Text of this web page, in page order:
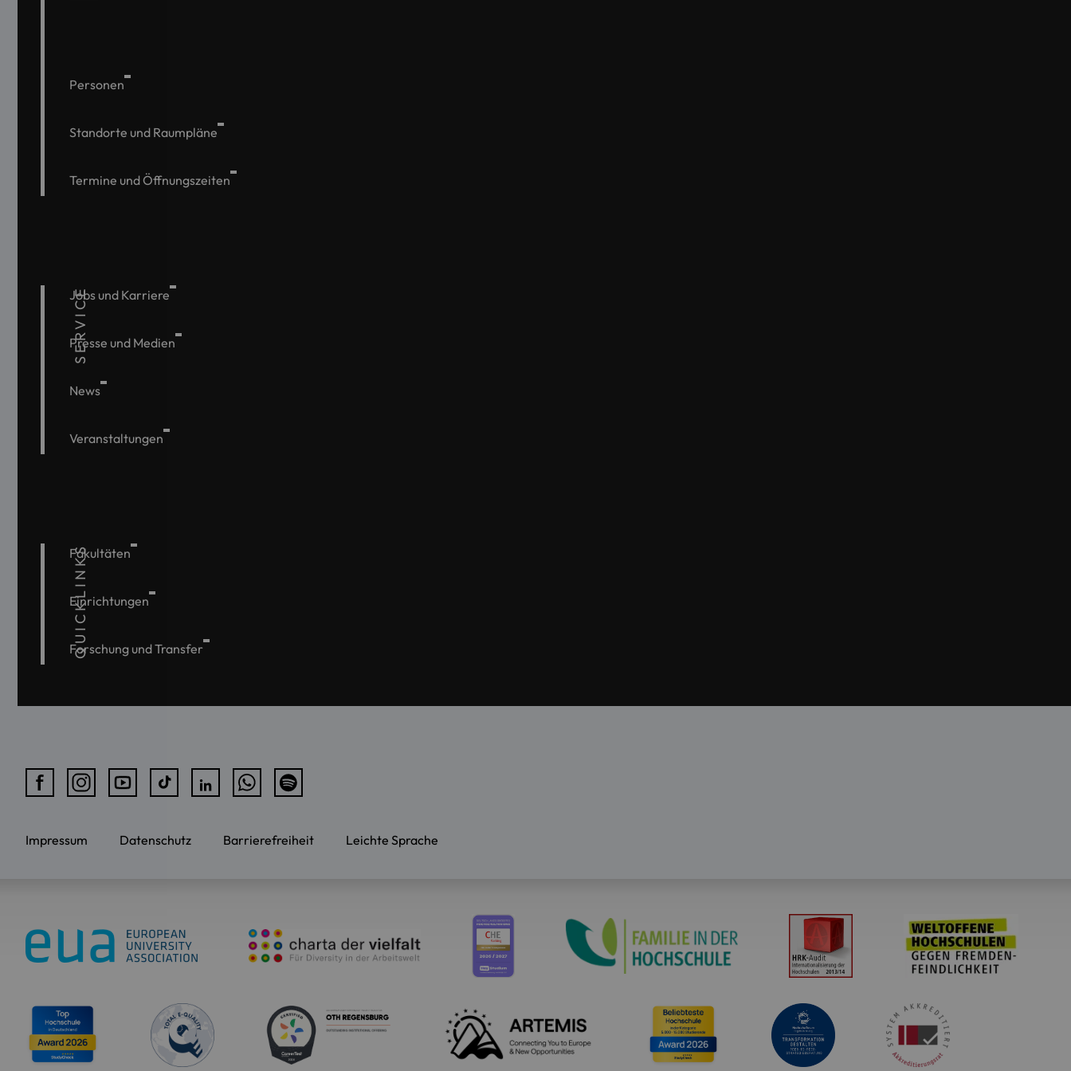
Personen
Standorte und Raumpläne
Termine und Öffnungszeiten
SERVICE
Jobs und Karriere
Presse und Medien
News
Veranstaltungen
QUICKLINKS
Fakultäten
Einrichtungen
Forschung und Transfer
Impressum Datenschutz Barrierefreiheit Leichte Sprache